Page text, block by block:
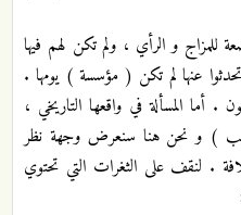
للمزاج و الرأي ، ولم تكن لهم فيها
عنها لم تكن ( مؤسسة ) يومها .
المسألة في واقعها التاريخي ،
) و نحن هنا سنعرض وجهة نظر
. لنقف على الثغرات التي تحتوي